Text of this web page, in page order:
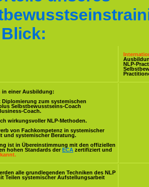
NLP-
in einer Ausbildung:
zum systemischen
Selbstbewusstseins-Coach
Coach.
wirkungsvoller NLP-Methoden.
von Fachkompetenz in systemischer
und systemischer Beratung.
ist in Übereinstimmung mit den offiziellen
hohen Standards der ECA zertifiziert und
alle grundlegenden Techniken des NLP
Teilen systemischer Aufstellungsarbeit